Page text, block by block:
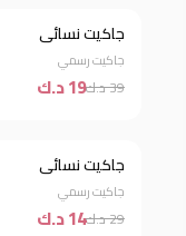
خصم 51%
جاكيت نسائي
جاكيت رسمي
39 د.ك 19 د.ك
خصم 52%
جاكيت نسائي
جاكيت رسمي
29 د.ك 14 د.ك